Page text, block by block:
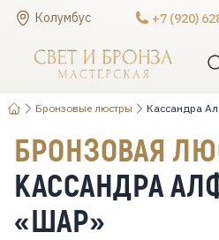
Колумбус +7 (920)
Бронзовые люстры Кассандра
БРОНЗОВАЯ
КАССАНДРА
«ШАР»